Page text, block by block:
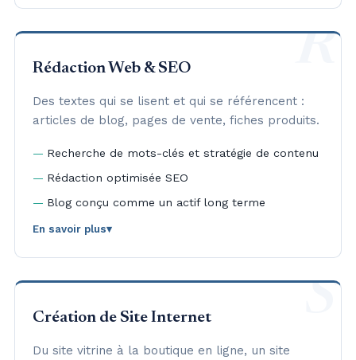
Intervention 100% à distance : reporting mensuel,
R
Rédaction Web & SEO
Des textes qui se lisent et qui se référencent :
articles de blog, pages de vente, fiches produits.
Recherche de mots-clés et stratégie de contenu
Rédaction optimisée SEO
Blog conçu comme un actif long terme
En savoir plus▾
Brief, livraison et échanges entièrement en ligne —
S
Création de Site Internet
Du site vitrine à la boutique en ligne, un site